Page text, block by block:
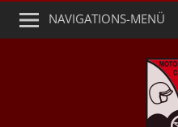
NAVIGATIONS-MENÜ